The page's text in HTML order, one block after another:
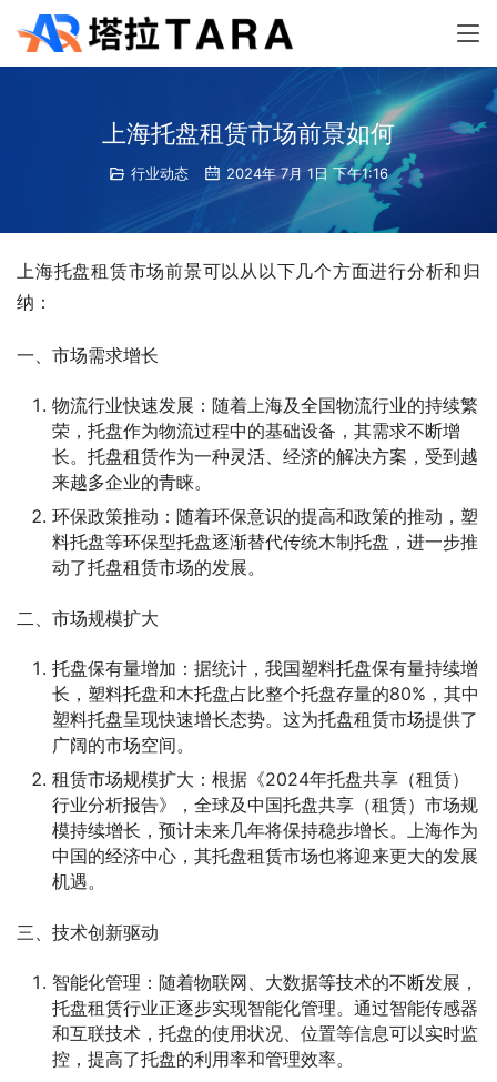
上海托盘租赁市场前景如何
行业动态 2024年 7月 1日 下午1:16
上海托盘租赁市场前景可以从以下几个方面进行分析和归
纳：
一、市场需求增长
物流行业快速发展：随着上海及全国物流行业的持续繁
荣，托盘作为物流过程中的基础设备，其需求不断增
长。托盘租赁作为一种灵活、经济的解决方案，受到越
来越多企业的青睐。
环保政策推动：随着环保意识的提高和政策的推动，塑
料托盘等环保型托盘逐渐替代传统木制托盘，进一步推
动了托盘租赁市场的发展。
二、市场规模扩大
托盘保有量增加：据统计，我国塑料托盘保有量持续增
长，塑料托盘和木托盘占比整个托盘存量的80%，其中
塑料托盘呈现快速增长态势。这为托盘租赁市场提供了
广阔的市场空间。
租赁市场规模扩大：根据《2024年托盘共享（租赁）
行业分析报告》，全球及中国托盘共享（租赁）市场规
模持续增长，预计未来几年将保持稳步增长。上海作为
中国的经济中心，其托盘租赁市场也将迎来更大的发展
机遇。
三、技术创新驱动
智能化管理：随着物联网、大数据等技术的不断发展，
托盘租赁行业正逐步实现智能化管理。通过智能传感器
和互联技术，托盘的使用状况、位置等信息可以实时监
控，提高了托盘的利用率和管理效率。